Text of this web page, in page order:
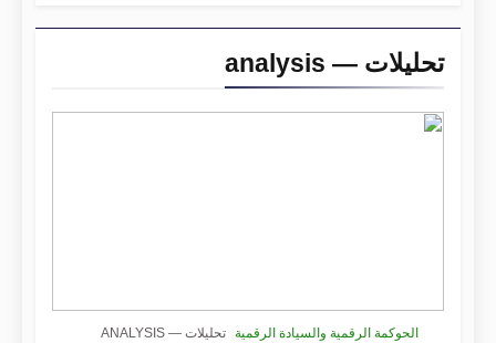
تحليلات — analysis
الحوكمة الرقمية والسيادة الرقمية تحليلات — ANALYSIS